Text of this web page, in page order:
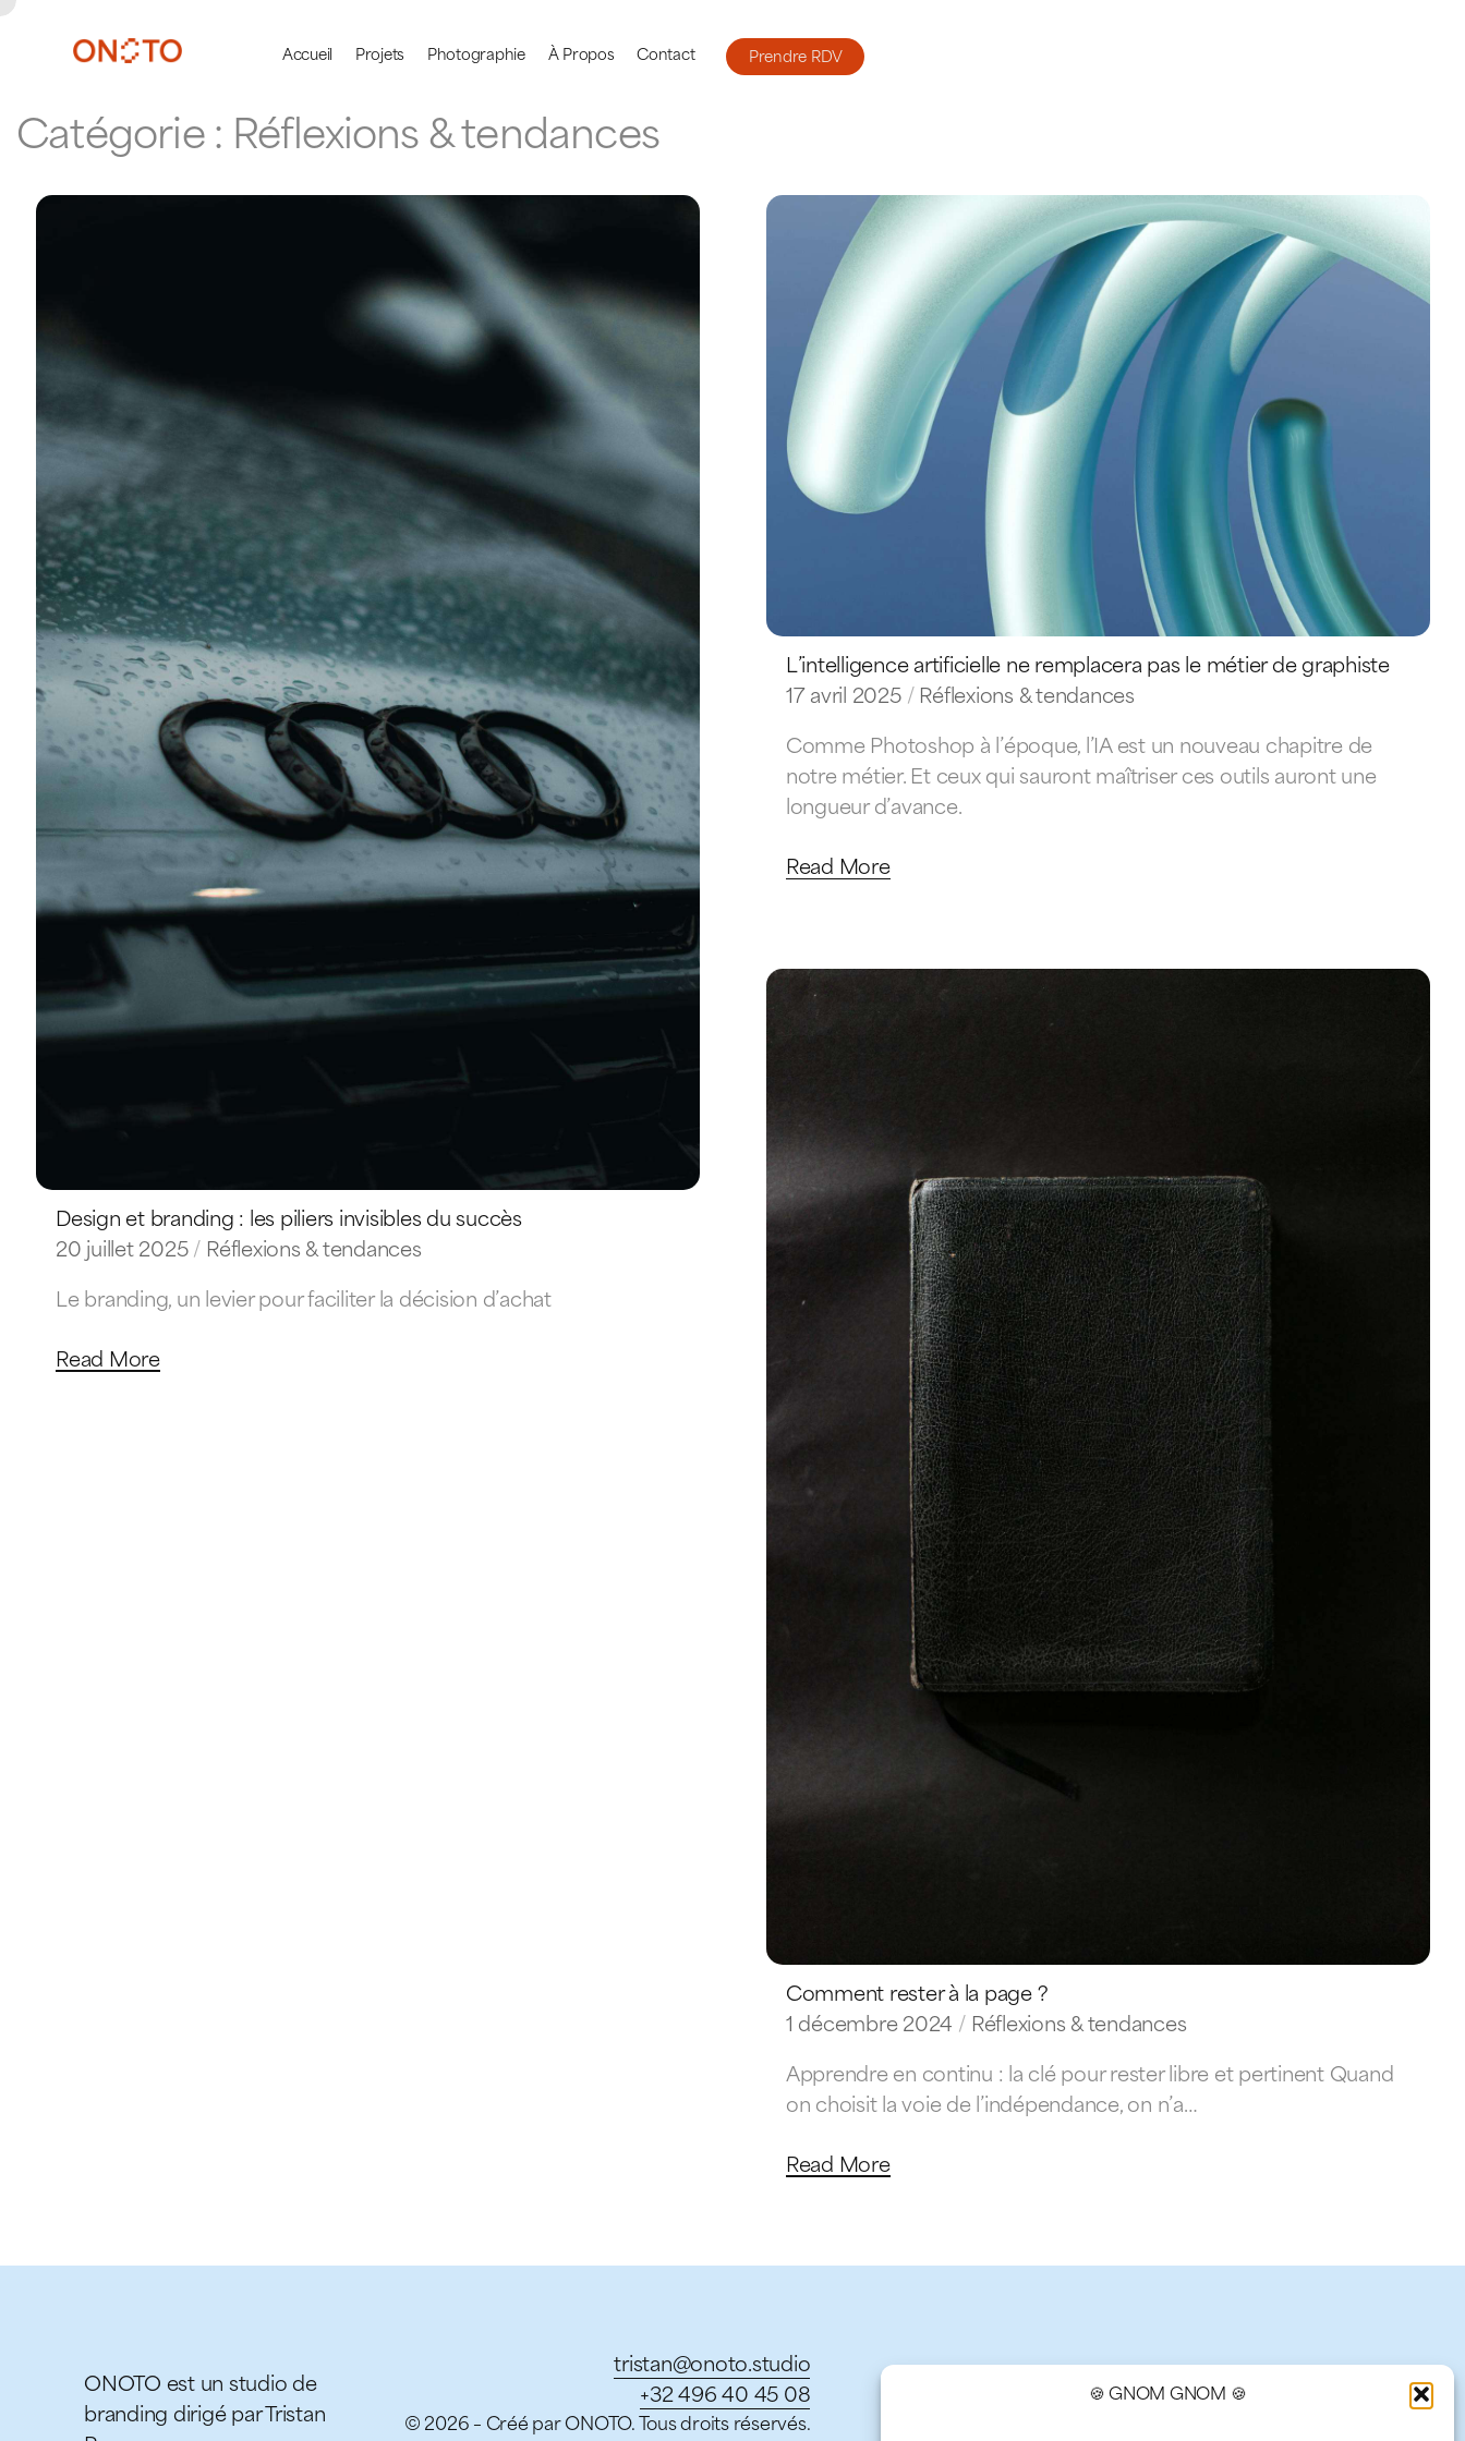
🍪 GNOM GNOM 🍪
Accueil Projets Photographie À Propos Contact
Prendre RDV
Catégorie : Réflexions & tendances
Design et branding : les piliers invisibles du succès
20 juillet 2025
Réflexions & tendances
Le branding, un levier pour faciliter la décision d’achat
Read More
L’intelligence artificielle ne remplacera pas le métier de graphiste
17 avril 2025
Réflexions & tendances
Comme Photoshop à l’époque, l’IA est un nouveau chapitre de
notre métier. Et ceux qui sauront maîtriser ces outils auront une
longueur d’avance.
Read More
Comment rester à la page ?
1 décembre 2024
Réflexions & tendances
Apprendre en continu : la clé pour rester libre et pertinent Quand
on choisit la voie de l’indépendance, on n’a…
Read More
ONOTO est un studio de
branding dirigé par Tristan
tristan@onoto.studio
+32 496 40 45 08
© 2026 – Créé par ONOTO. Tous droits réservés.